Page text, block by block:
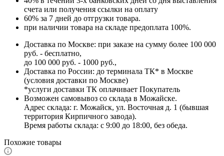
счета или получения ссылки на оплату
60% за 7 дней до отгрузки товара.
при наличии товара на складе предоплата 100%.
Доставка по Москве: при заказе на сумму более 100 000
руб. - бесплатно,
до 100 000 руб. - 1000 руб.,
Доставка по России: до терминала ТК* в Москве
(условия доставки по Москве)
*услуги доставки ТК оплачивает Покупатель
Возможен самовывоз со склада в Можайске.
Адрес склада: г. Можайск, ул. Восточная д. 1 (бывшая
территория Кирпичного завода).
Время работы склада: с 9:00 до 18:00, без обеда.
Похожие товары